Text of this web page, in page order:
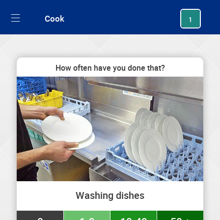
Cook 1
How often have you done that?
Washing dishes